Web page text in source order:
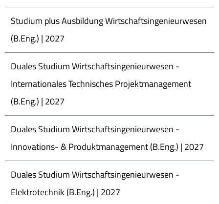
Studium plus Ausbildung Wirtschaftsingenieurwesen
(B.Eng.) | 2027
Duales Studium Wirtschaftsingenieurwesen -
Internationales Technisches Projektmanagement
(B.Eng.) | 2027
Duales Studium Wirtschaftsingenieurwesen -
Innovations- & Produktmanagement (B.Eng.) | 2027
Duales Studium Wirtschaftsingenieurwesen -
Elektrotechnik (B.Eng.) | 2027